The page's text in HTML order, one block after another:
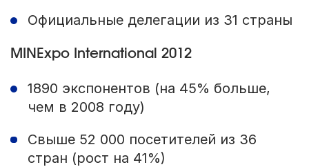
Официальные делегации из 31 страны
MINExpo International 2012
1890 экспонентов (на 45% больше,
чем в 2008 году)
Свыше 52 000 посетителей из 36
стран (рост на 41%)